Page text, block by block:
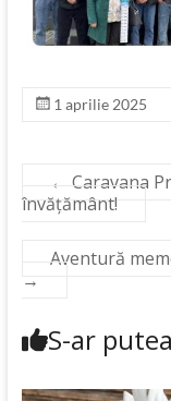
1 aprilie 2025
←
Caravana
învățământ!
Aventură
→
S-ar